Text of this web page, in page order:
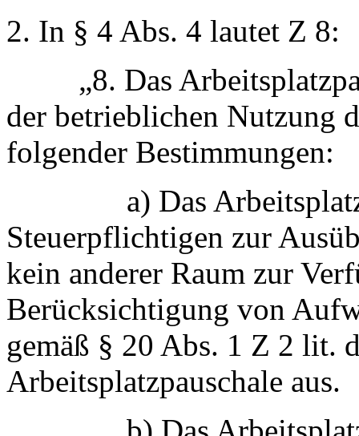
2. In § 4 Abs. 4 lautet Z 8:
„8. Das
der betrieblichen Nutzung
folgender Bestimmungen:
a) Das
Steuerpflichtigen zur
kein anderer Raum zur
Berücksichtigung von
gemäß § 20 Abs. 1 Z 2 lit.
Arbeitsplatzpauschale aus.